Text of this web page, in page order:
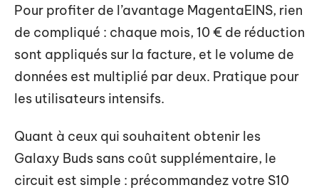
Pour profiter de l’avantage MagentaEINS, rien
de compliqué : chaque mois, 10 € de réduction
sont appliqués sur la facture, et le volume de
données est multiplié par deux. Pratique pour
les utilisateurs intensifs.
Quant à ceux qui souhaitent obtenir les
Galaxy Buds sans coût supplémentaire, le
circuit est simple : précommandez votre S10